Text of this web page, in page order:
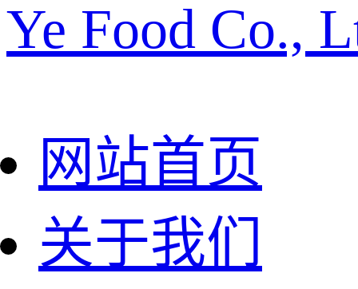
Ye Food Co.,
网站首页
关于我们